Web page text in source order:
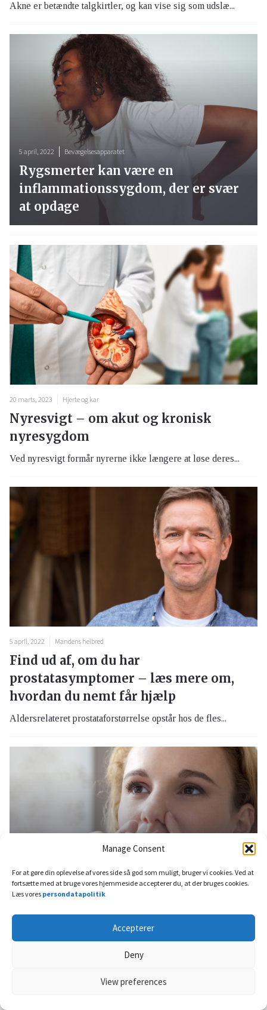
Manage Consent
For at gøre din oplevelse af vores side så god som muligt, bruger vi cookies. Ved at
fortsætte med at bruge vores hjemmeside accepterer du, at der bruges cookies.
Læs vores persondatapolitik
Accepterer
Deny
View preferences
Akne er betændte talgkirtler, og kan vise sig som udslæ...
20 marts, 2023 Hjerte og kar
Nyresvigt – om akut og kronisk
nyresygdom
Ved nyresvigt formår nyrerne ikke længere at løse deres...
5 april, 2022 Mandens helbred
Find ud af, om du har
prostatasymptomer – læs mere om,
hvordan du nemt får hjælp
Aldersrelateret prostataforstørrelse opstår hos de fles...
5 april, 2022 Bevægelsesapparatet
Rygsmerter kan være en
inflammationssygdom, der er svær
at opdage
5 april, 2022 Luftvejene og allergi
Stoppet næse – almindelig
forkølelse eller allergi?